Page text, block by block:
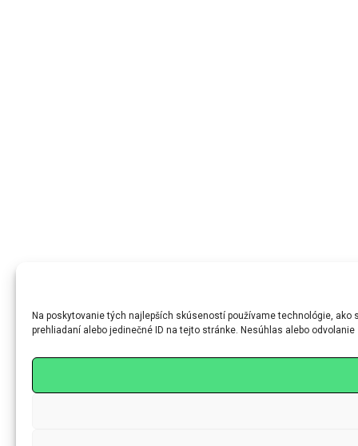
Na poskytovanie tých najlepších skúseností používame technológie,
prehliadaní alebo jedinečné ID na tejto stránke. Nesúhlas alebo